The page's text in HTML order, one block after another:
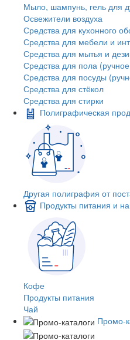
Мыло, шампунь, гель для
Освежители воздуха
Средства для кухонного
Средства для мебели и
Средства для мытья и
Средства для пола
Средства для посуды
Средства для стёкол
Средства для стирки
Полиграфическая
Другая полиграфия от
Продукты питания и
Кофе
Продукты питания
Чай
Промо-